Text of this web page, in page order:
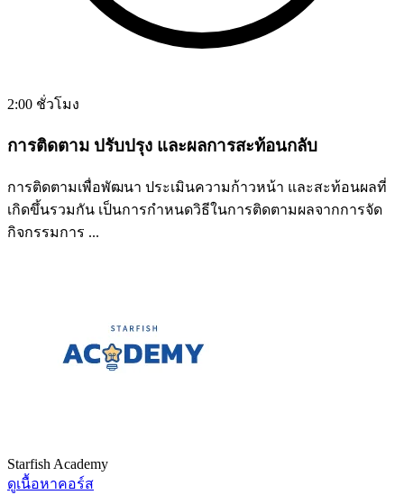
2:00 ชั่วโมง
การติดตาม ปรับปรุง และผลการสะท้อนกลับ
การติดตามเพื่อพัฒนา ประเมินความก้าวหน้า และสะท้อนผลที่
เกิดขึ้นรวมกัน เป็นการกำหนดวิธีในการติดตามผลจากการจัด
กิจกรรมการ ...
Starfish Academy
ดูเนื้อหาคอร์ส